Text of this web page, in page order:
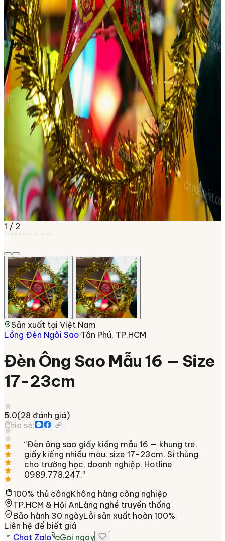
1 / 2
longdenviet.com
Sản xuất tại Việt Nam
Lồng Đèn Ngôi Sao·Tân Phú, TP.HCM
Đèn Ông Sao Mẫu 16 — Size
17-23cm
5.0(28 đánh giá)
Chia sẻ:
“Đèn ông sao giấy kiếng mẫu 16 — khung tre,
giấy kiếng nhiều màu, size 17-23cm. Sỉ thùng
cho trường học, doanh nghiệp. Hotline
0989.778.247.”
100% thủ côngKhông hàng công nghiệp
TP.HCM & Hội AnLàng nghề truyền thống
Bảo hành 30 ngàyLỗi sản xuất hoàn 100%
Liên hệ để biết giá
Chat Zalo
Gọi ngay